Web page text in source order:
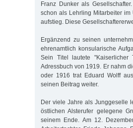
Franz Dunker als
schon als Lehrling Mitarbeiter
aufstieg. Diese
Ergänzend zu seinen
ehrenamtlich konsularische
Sein Titel lautete "Kaiserlicher
Adressbuch von 1919. Er nahm
oder 1916 trat Eduard Wolff
seinen Beitrag weiter.
Der viele Jahre als Junggeselle
östlichen Alsterufer gelegene
seinem Ende. Am 12.